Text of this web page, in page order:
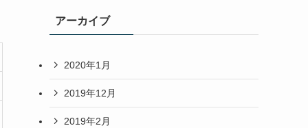
アーカイブ
2020年1月
2019年12月
2019年2月